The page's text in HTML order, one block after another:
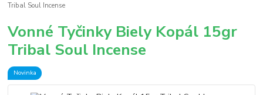
Tribal Soul Incense
Vonné Tyčinky Biely Kopál 15gr
Tribal Soul Incense
Novinka